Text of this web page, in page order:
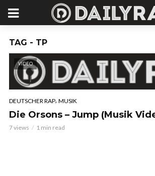
TAG - TP
VIDEO
DEUTSCHER RAP, MUSIK
Die Orsons – Jump (Musik
7 views 1 min read